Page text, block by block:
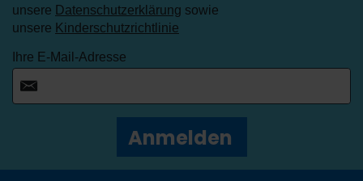
unsere Datenschutzerklärung sowie
unsere Kinderschutzrichtlinie
Ihre E-Mail-Adresse
Anmelden